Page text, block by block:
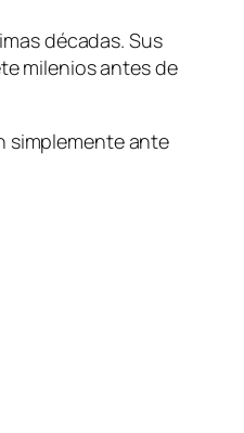
décadas. Sus
milenios antes de
simplemente ante